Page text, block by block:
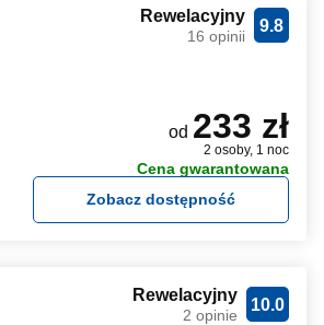
9.8
Rewelacyjny
16 opinii
od 233 zł
2 osoby, 1 noc
Cena gwarantowana
Zobacz dostępność
10.0
Rewelacyjny
2 opinie